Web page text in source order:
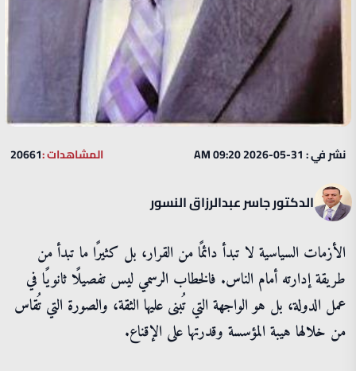
نشر في : 31-05-2026 09:20 AM المشاهدات :20661
الدكتور جاسر عبدالرزاق النسور
الأزمات السياسية لا تبدأ دائمًا من القرار، بل كثيرًا ما تبدأ من
طريقة إدارته أمام الناس. فالخطاب الرسمي ليس تفصيلًا ثانويًا في
عمل الدولة، بل هو الواجهة التي تُبنى عليها الثقة، والصورة التي تُقاس
من خلالها هيبة المؤسسة وقدرتها على الإقناع.